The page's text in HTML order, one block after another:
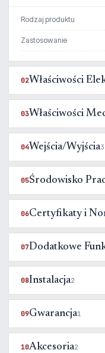
Rodzaj produktu
Zastosowanie
02Właściwości
03Właściwości
04Wejścia/Wyjścia3
05Środowisko
06Certyfikaty i
07Dodatkowe
08Instalacja2
09Gwarancja1
10Akcesoria2